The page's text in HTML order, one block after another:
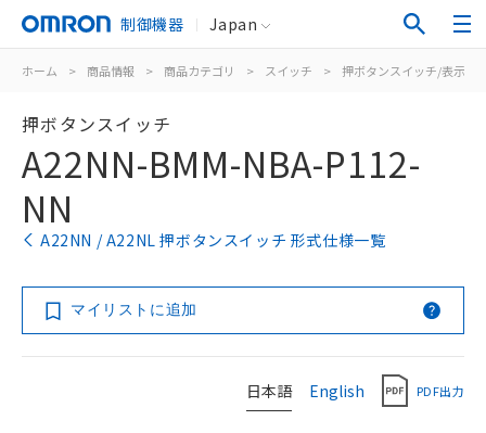
制御機器 Japan
ホーム > 商品情報 > 商品カテゴリ > スイッチ > 押ボタンスイッチ/表示灯
押ボタンスイッチ
A22NN-BMM-NBA-P112-
NN
A22NN / A22NL 押ボタンスイッチ 形式仕様一覧
マイリストに追加
日本語 English PDF出力